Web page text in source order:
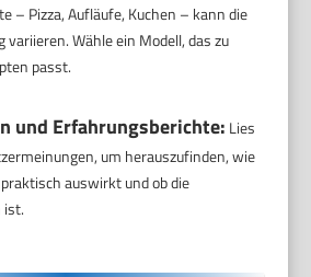
– Pizza, Aufläufe, Kuchen – kann die
variieren. Wähle ein Modell, das zu
passt.
und Erfahrungsberichte: Lies
um herauszufinden, wie
auswirkt und ob die
ist.